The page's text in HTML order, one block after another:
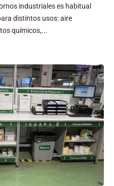
industriales es habitual
distintos usos: aire
químicos,...